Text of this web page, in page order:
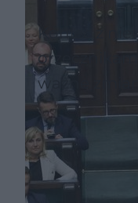
Koniec z
ważne